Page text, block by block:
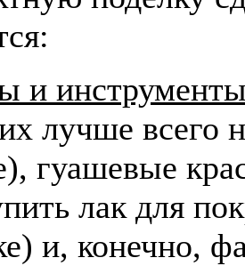
и
лучше всего
гуашевые
лак для
и, конечно,